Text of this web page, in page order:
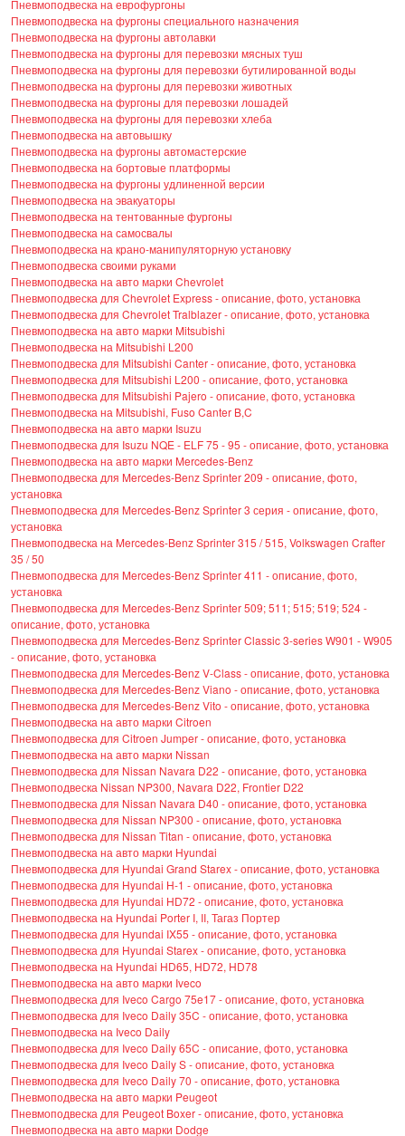
Пневмоподвеска на еврофургоны
Пневмоподвеска на фургоны специального назначения
Пневмоподвеска на фургоны автолавки
Пневмоподвеска на фургоны для перевозки мясных туш
Пневмоподвеска на фургоны для перевозки бутилированной воды
Пневмоподвеска на фургоны для перевозки животных
Пневмоподвеска на фургоны для перевозки лошадей
Пневмоподвеска на фургоны для перевозки хлеба
Пневмоподвеска на автовышку
Пневмоподвеска на фургоны автомастерские
Пневмоподвеска на бортовые платформы
Пневмоподвеска на фургоны удлиненной версии
Пневмоподвеска на эвакуаторы
Пневмоподвеска на тентованные фургоны
Пневмоподвеска на самосвалы
Пневмоподвеска на крано-манипуляторную установку
Пневмоподвеска своими руками
Пневмоподвеска на авто марки Chevrolet
Пневмоподвеска для Chevrolet Express - описание, фото, установка
Пневмоподвеска для Chevrolet Tralblazer - описание, фото, установка
Пневмоподвеска на авто марки Mitsubishi
Пневмоподвеска на Mitsubishi L200
Пневмоподвеска для Mitsubishi Canter - описание, фото, установка
Пневмоподвеска для Mitsubishi L200 - описание, фото, установка
Пневмоподвеска для Mitsubishi Pajero - описание, фото, установка
Пневмоподвеска на Mitsubishi, Fuso Canter B,C
Пневмоподвеска на авто марки Isuzu
Пневмоподвеска для Isuzu NQE - ELF 75 - 95 - описание, фото, установка
Пневмоподвеска на авто марки Mercedes-Benz
Пневмоподвеска для Mercedes-Benz Sprinter 209 - описание, фото,
установка
Пневмоподвеска для Mercedes-Benz Sprinter 3 серия - описание, фото,
установка
Пневмоподвеска на Mercedes-Benz Sprinter 315 / 515, Volkswagen Crafter
35 / 50
Пневмоподвеска для Mercedes-Benz Sprinter 411 - описание, фото,
установка
Пневмоподвеска для Mercedes-Benz Sprinter 509; 511; 515; 519; 524 -
описание, фото, установка
Пневмоподвеска для Mercedes-Benz Sprinter Classic 3-series W901 - W905
- описание, фото, установка
Пневмоподвеска для Mercedes-Benz V-Class - описание, фото, установка
Пневмоподвеска для Mercedes-Benz Viano - описание, фото, установка
Пневмоподвеска для Mercedes-Benz Vito - описание, фото, установка
Пневмоподвеска на авто марки Citroen
Пневмоподвеска для Citroen Jumper - описание, фото, установка
Пневмоподвеска на авто марки Nissan
Пневмоподвеска для Nissan Navara D22 - описание, фото, установка
Пневмоподвеска Nissan NP300, Navara D22, Frontier D22
Пневмоподвеска для Nissan Navara D40 - описание, фото, установка
Пневмоподвеска для Nissan NP300 - описание, фото, установка
Пневмоподвеска для Nissan Titan - описание, фото, установка
Пневмоподвеска на авто марки Hyundai
Пневмоподвеска для Hyundai Grand Starex - описание, фото, установка
Пневмоподвеска для Hyundai H-1 - описание, фото, установка
Пневмоподвеска для Hyundai HD72 - описание, фото, установка
Пневмоподвеска на Hyundai Porter I, II, Тагаз Портер
Пневмоподвеска для Hyundai IX55 - описание, фото, установка
Пневмоподвеска для Hyundai Starex - описание, фото, установка
Пневмоподвеска на Hyundai HD65, HD72, HD78
Пневмоподвеска на авто марки Iveco
Пневмоподвеска для Iveco Cargo 75e17 - описание, фото, установка
Пневмоподвеска для Iveco Daily 35C - описание, фото, установка
Пневмоподвеска на Iveco Daily
Пневмоподвеска для Iveco Daily 65C - описание, фото, установка
Пневмоподвеска для Iveco Daily S - описание, фото, установка
Пневмоподвеска для Iveco Daily 70 - описание, фото, установка
Пневмоподвеска на авто марки Peugeot
Пневмоподвеска для Peugeot Boxer - описание, фото, установка
Пневмоподвеска на авто марки Dodge